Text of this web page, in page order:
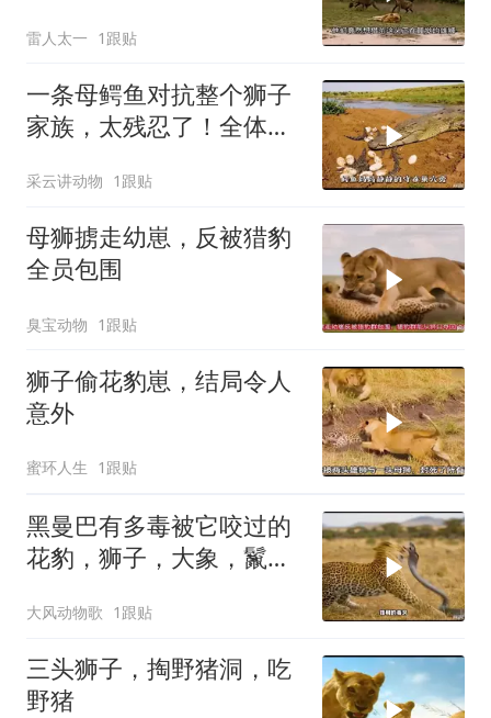
雷人太一 1跟贴
一条母鳄鱼对抗整个狮子
家族，太残忍了！全体鳄
采云讲动物 1跟贴
母狮掳走幼崽，反被猎豹
全员包围
臭宝动物 1跟贴
狮子偷花豹崽，结局令人
意外
蜜环人生 1跟贴
黑曼巴有多毒被它咬过的
花豹，狮子，大象，鬣狗
大风动物歌 1跟贴
三头狮子，掏野猪洞，吃
野猪